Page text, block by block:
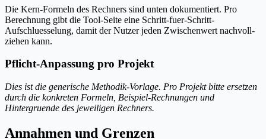
Die Kern-Formeln des Rechners sind unten dokumentiert. Pro
Berechnung gibt die Tool-Seite eine Schritt-fuer-Schritt-
Aufschluesselung, damit der Nutzer jeden Zwischenwert nachvoll-
ziehen kann.
Pflicht-Anpassung pro Projekt
Dies ist die generische Methodik-Vorlage. Pro Projekt bitte ersetzen
durch die konkreten Formeln, Beispiel-Rechnungen und
Hintergruende des jeweiligen Rechners.
Annahmen und Grenzen